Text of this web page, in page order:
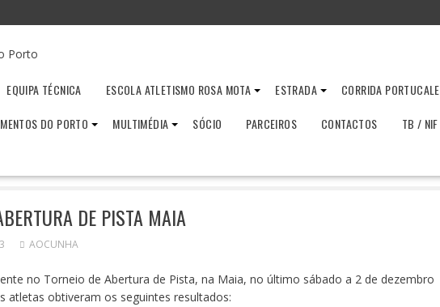
EQUIPA TÉCNICA ESCOLA ATLETISMO ROSA MOTA ESTRADA CORRIDA PORTUCALE
DO PORTO
MULTIMÉDIA SÓCIO PARCEIROS CONTACTOS TB / NIF
DE PISTA MAIA
AOCUNHA
no Torneio de Abertura de Pista, na Maia, no último sábado a 2 de dezembro
atletas obtiveram os seguintes resultados: